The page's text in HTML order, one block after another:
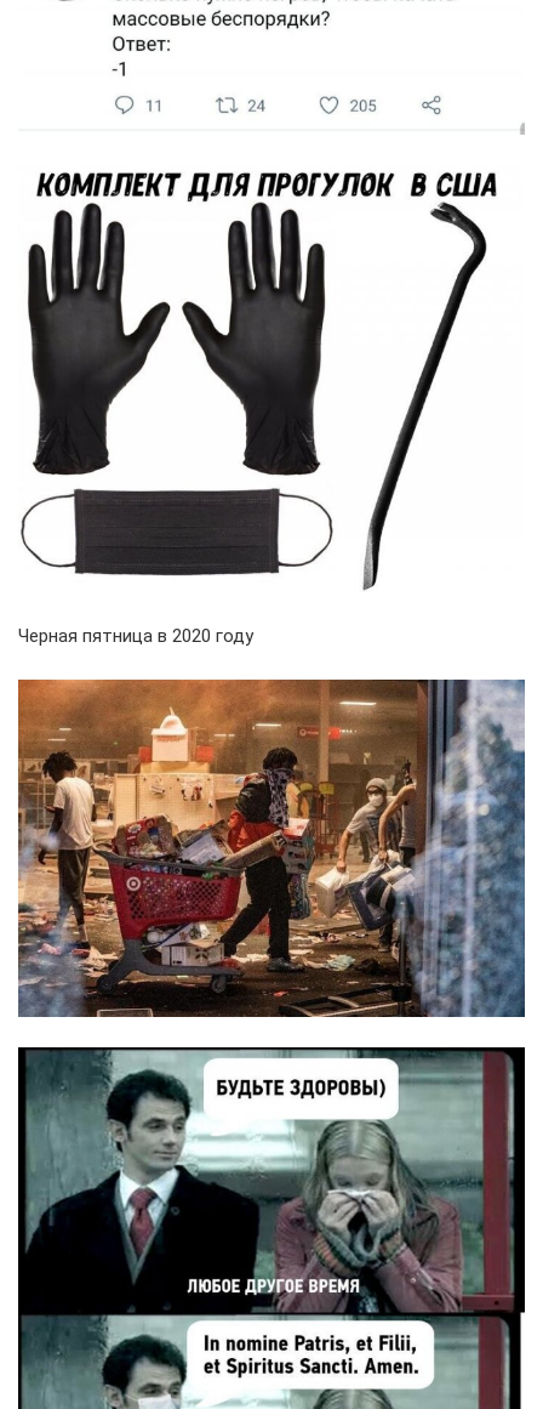
Черная пятница в 2020 году